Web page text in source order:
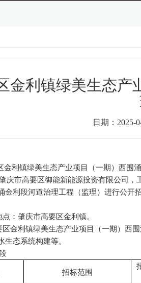
金利镇绿美生态产
日期：2025-
金利镇绿美生态产业项目（一期）西围
庆市高要区御能新能源投资有限公司
利段河道治理工程（监理） 进行公开
：肇庆市高要区金利镇。
区金利镇绿美生态产业项目（一期）西
态系统构建等。
招标范围